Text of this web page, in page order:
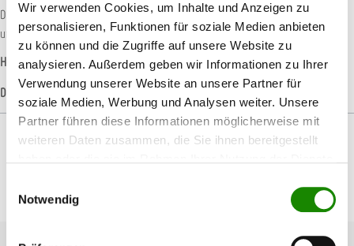
Wir verwenden Cookies, um Inhalte und Anzeigen zu
personalisieren, Funktionen für soziale Medien anbieten
zu können und die Zugriffe auf unsere Website zu
analysieren. Außerdem geben wir Informationen zu Ihrer
Verwendung unserer Website an unsere Partner für
soziale Medien, Werbung und Analysen weiter. Unsere
Partner führen diese Informationen möglicherweise mit
weiteren Daten zusammen, die Sie ihnen bereitgestellt
Notwendig
Die 3M Atemschutzmaske Aura™ 9322+ ermöglicht Ihnen ein nahezu
unbeschwertes Atmen und lässt sich äußerst angenehm tragen. D…Mehr
Hersteller-Informationen
Datenblätter
Produktgalerie überspringen
Passendes Zubehör